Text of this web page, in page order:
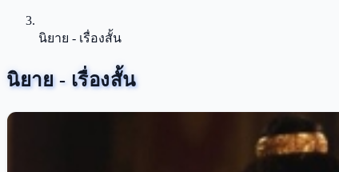
นิยาย - เรื่องสั้น
นิยาย - เรื่องสั้น